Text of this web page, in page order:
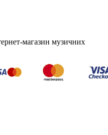
магазин музичних